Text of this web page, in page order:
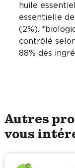
huile
essentielle
(2%).
contrôlé
88% des
Autres
vous